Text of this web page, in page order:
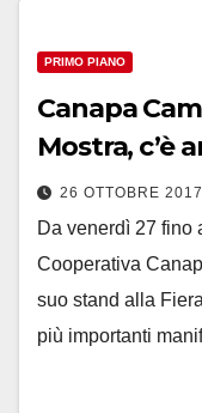
PRIMO PIANO
Canapa
Mostra, c’è
26 OTTOBRE 2017
Da venerdì 27 fino
Cooperativa
suo stand alla
più importanti